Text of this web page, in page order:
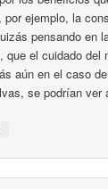
por ejemplo, la
pensando en
el cuidado del
aún en el caso
se podrían